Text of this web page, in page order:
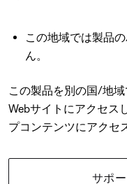
この地域では製品
ん。
この製品を別の国/地
Webサイトにアクセス
プコンテンツにアクセ
サポ